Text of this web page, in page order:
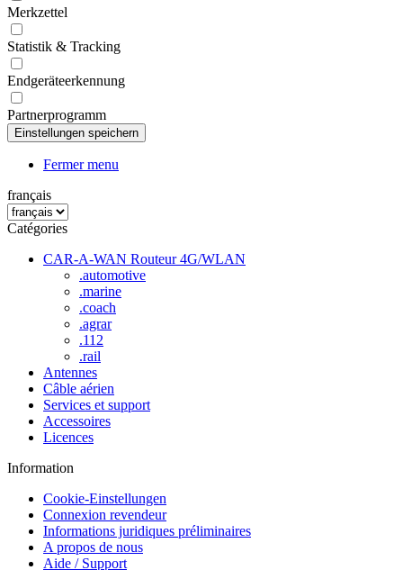
Merkzettel
Statistik & Tracking
Endgeräteerkennung
Partnerprogramm
Fermer menu
français
Catégories
CAR-A-WAN Routeur 4G/WLAN
.automotive
.marine
.coach
.agrar
.112
.rail
Antennes
Câble aérien
Services et support
Accessoires
Licences
Information
Cookie-Einstellungen
Connexion revendeur
Informations juridiques préliminaires
A propos de nous
Aide / Support